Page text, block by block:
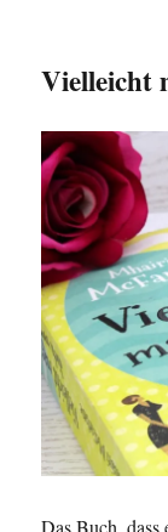
Vielleicht